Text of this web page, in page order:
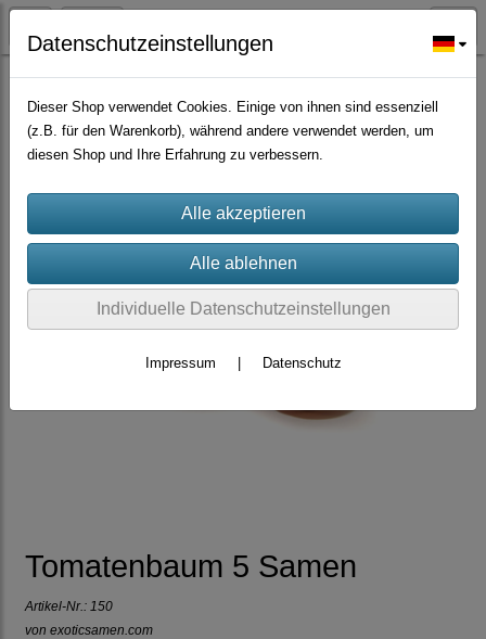
Früchte Samen
Tomatenbaum 5 Samen
Artikel-Nr.: 150
von exoticsamen.com
Datenschutzeinstellungen
Dieser Shop verwendet Cookies. Einige von ihnen sind essenziell
(z.B. für den Warenkorb), während andere verwendet werden, um
diesen Shop und Ihre Erfahrung zu verbessern.
Individuelle Datenschutzeinstellungen
Impressum Datenschutz